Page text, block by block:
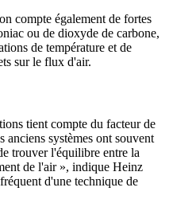
compte également de fortes
ou de dioxyde de carbone,
de température et de
sur le flux d'air.
tient compte du facteur de
systèmes ont souvent
trouver l'équilibre entre la
de l'air », indique Heinz
d'une technique de